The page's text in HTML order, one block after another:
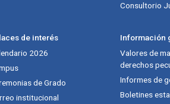
Consultorio
de interés
2026
de Grado
institucional
Información
Valores de
derechos
Informes de
Boletines